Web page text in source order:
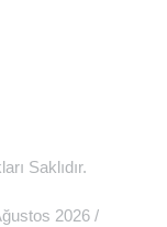
Saklıdır.
2026 /